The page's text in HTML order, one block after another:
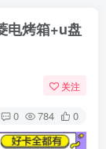
电烤箱+u盘
关注
0 784 0